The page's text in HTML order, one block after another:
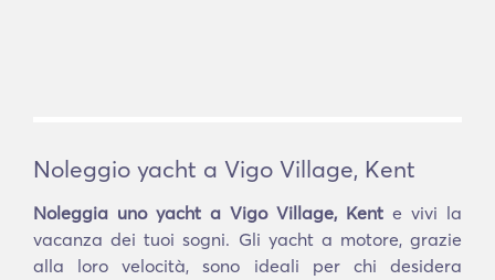
Noleggio yacht a Vigo Village, Kent
Noleggia uno yacht a Vigo Village, Kent e vivi la
vacanza dei tuoi sogni. Gli yacht a motore, grazie
alla loro velocità, sono ideali per chi desidera